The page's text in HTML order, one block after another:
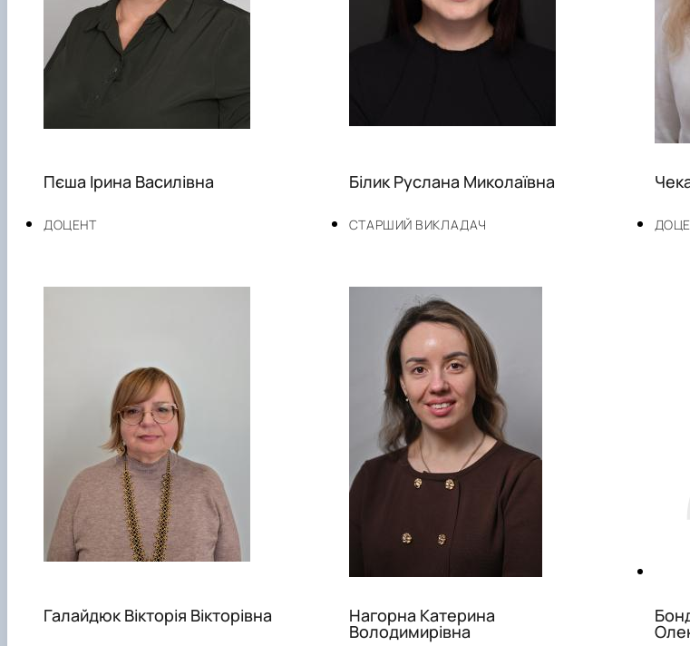
ДОЦЕНТ
Пєша Ірина Василівна
СТАРШИЙ ВИКЛАДАЧ
Білик Руслана Миколаївна
Галайдюк Вікторія Вікторівна Нагорна Катерина
Володимирівна